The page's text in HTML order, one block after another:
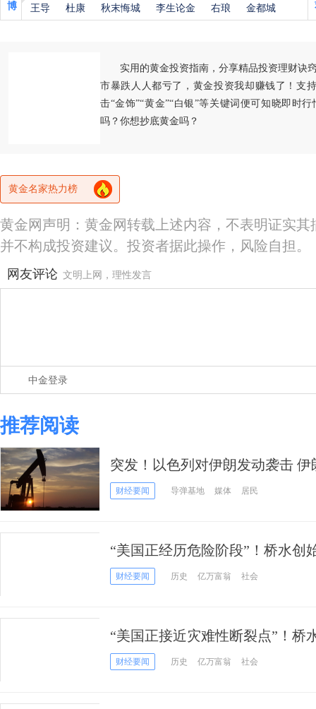
博
王导
杜康 秋末悔城 李生论金 右琅 金都城
实用的黄金投资指南，分享精品投资理财诀
市暴跌人人都亏了，黄金投资我却赚钱了！支
击“金饰”“黄金”“白银”等关键词便可知晓即时
吗？你想抄底黄金吗？
黄金名家热力榜
黄金网声明：黄金网转载上述内容，不表明证实
并不构成投资建议。投资者据此操作，风险自担。
网友评论 文明上网，理性发言
中金登录
推荐阅读
突发！以色列对伊朗发动袭击
暗杀
财经要闻 导弹基地 媒体 居民
“美国正经历危险阶段”！桥水创
美国接近崩溃
财经要闻 历史 亿万富翁 社会
“美国正接近灾难性断裂点”！桥
警告美国“接近崩溃”
财经要闻 历史 亿万富翁 社会